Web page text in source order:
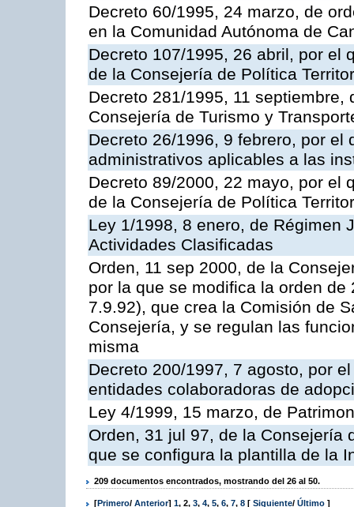
Decreto 60/1995, 24 marzo, de
en la Comunidad Autónoma de
Decreto 107/1995, 26 abril, por el
de la Consejería de Política
Decreto 281/1995, 11
Consejería de Turismo y
Decreto 26/1996, 9 febrero, por
administrativos aplicables a las
Decreto 89/2000, 22 mayo, por el
de la Consejería de Política
Ley 1/1998, 8 enero, de Régimen
Actividades Clasificadas
Orden, 11 sep 2000, de la
por la que se modifica la orden
7.9.92), que crea la Comisión de
Consejería, y se regulan las
misma
Decreto 200/1997, 7 agosto, por
entidades colaboradoras de
Ley 4/1999, 15 marzo, de
Orden, 31 jul 97, de la Consejería
que se configura la plantilla de la
209 documentos encontrados, mostrando del 26 al 50.
[Primero/ Anterior] 1, 2, 3, 4, 5, 6, 7, 8 [ Siguiente/ Último ]